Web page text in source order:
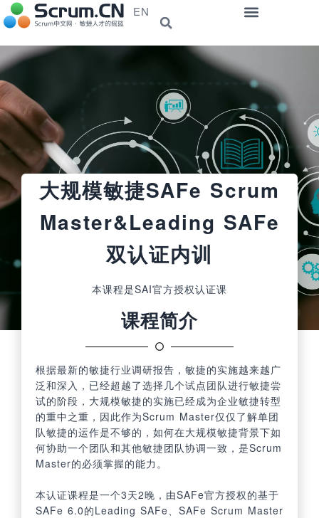
EN
大规模敏捷SAFe Scrum
Master&Leading SAFe
双认证内训
本课程是SAI官方授权认证课
课程简介
根据最新的敏捷行业调研报告，敏捷的实施越来越广
泛和深入，已经超越了选择几个试点团队进行敏捷尝
试的阶段，大规模敏捷的实施已经成为企业敏捷转型
的重中之重，因此作为Scrum Master仅仅了解单团
队敏捷的运作是不够的，如何在大规模敏捷背景下如
何协助一个团队和其他敏捷团队协调一致，是Scrum
Master的必须掌握的能力。
本认证课程是一个3天2晚，由SAFe官方授权的基于
SAFe 6.0的Leading SAFe、SAFe Scrum Master